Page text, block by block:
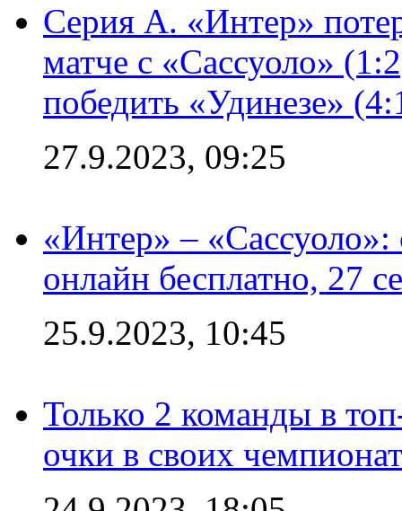
Серия А. «Интер»
матче с «Сассуоло»
победить «Удинезе»
27.9.2023, 09:25
«Интер» –
онлайн бесплатно, 27
25.9.2023, 10:45
Только 2 команды в
очки в своих